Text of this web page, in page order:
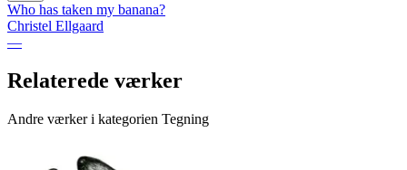
Who has taken my banana?
Christel Ellgaard
—
Relaterede værker
Andre værker i kategorien Tegning